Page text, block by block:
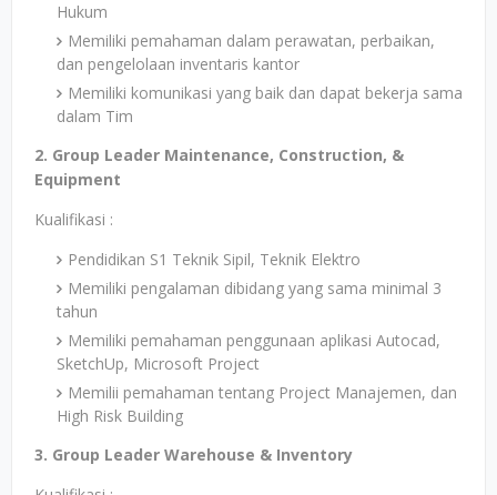
Hukum
Memiliki pemahaman dalam perawatan, perbaikan,
dan pengelolaan inventaris kantor
Memiliki komunikasi yang baik dan dapat bekerja sama
dalam Tim
2. Group Leader Maintenance, Construction, &
Equipment
Kualifikasi :
Pendidikan S1 Teknik Sipil, Teknik Elektro
Memiliki pengalaman dibidang yang sama minimal 3
tahun
Memiliki pemahaman penggunaan aplikasi Autocad,
SketchUp, Microsoft Project
Memilii pemahaman tentang Project Manajemen, dan
High Risk Building
3. Group Leader Warehouse & Inventory